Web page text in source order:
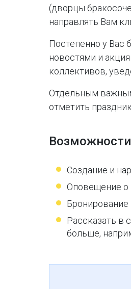
(дворцы
направлять Вам
Постепенно у Вас
новостями и
коллективов,
Отдельным
отметить
Создание и
Оповещение о
Рассказать в
больше,